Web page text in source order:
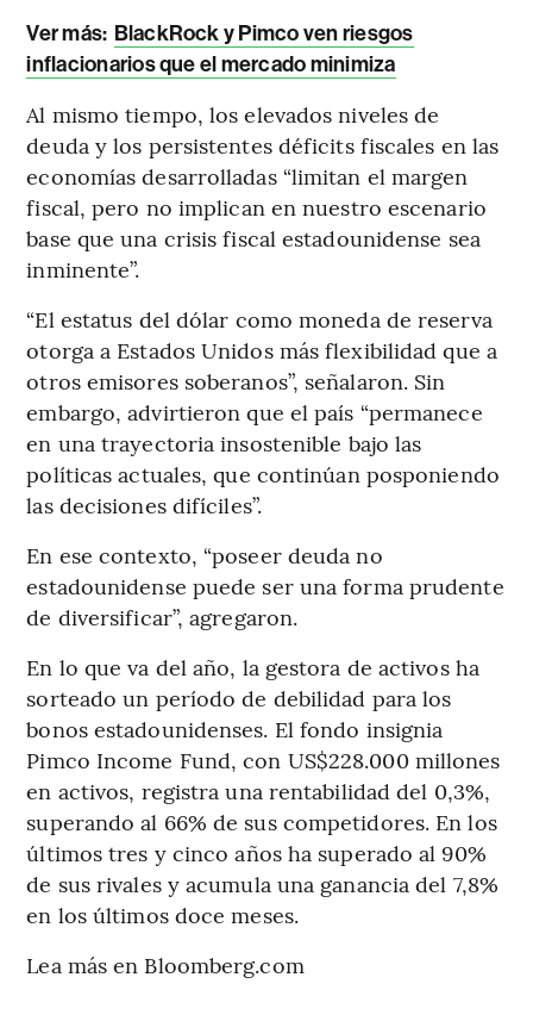
Ver más: BlackRock y Pimco ven riesgos
inflacionarios que el mercado minimiza
Al mismo tiempo, los elevados niveles de
deuda y los persistentes déficits fiscales en las
economías desarrolladas “limitan el margen
fiscal, pero no implican en nuestro escenario
base que una crisis fiscal estadounidense sea
inminente”.
“El estatus del dólar como moneda de reserva
otorga a Estados Unidos más flexibilidad que a
otros emisores soberanos”, señalaron. Sin
embargo, advirtieron que el país “permanece
en una trayectoria insostenible bajo las
políticas actuales, que continúan posponiendo
las decisiones difíciles”.
En ese contexto, “poseer deuda no
estadounidense puede ser una forma prudente
de diversificar”, agregaron.
En lo que va del año, la gestora de activos ha
sorteado un período de debilidad para los
bonos estadounidenses. El fondo insignia
Pimco Income Fund, con US$228.000 millones
en activos, registra una rentabilidad del 0,3%,
superando al 66% de sus competidores. En los
últimos tres y cinco años ha superado al 90%
de sus rivales y acumula una ganancia del 7,8%
en los últimos doce meses.
Lea más en Bloomberg.com